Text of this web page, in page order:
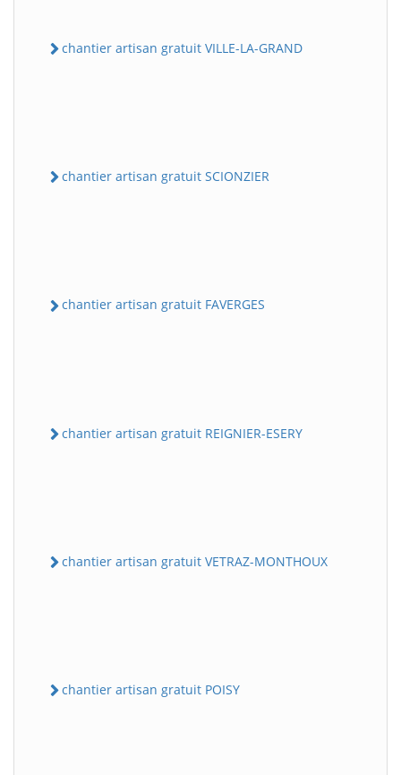
chantier artisan gratuit VILLE-LA-GRAND
chantier artisan gratuit SCIONZIER
chantier artisan gratuit FAVERGES
chantier artisan gratuit REIGNIER-ESERY
chantier artisan gratuit VETRAZ-MONTHOUX
chantier artisan gratuit POISY